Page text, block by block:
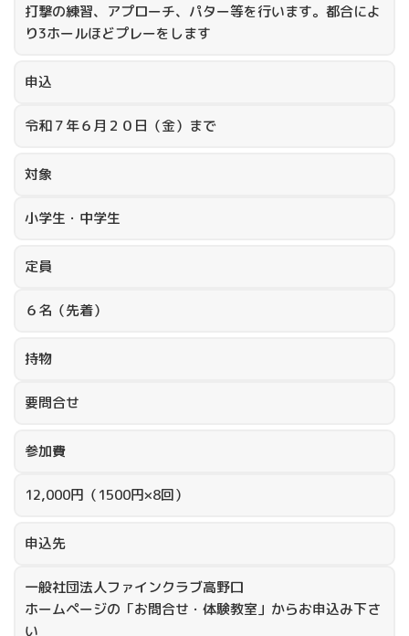
打撃の練習、アプローチ、パター等を行います。都合によ
り3ホールほどプレーをします
申込
令和７年６月２０日（金）まで
対象
小学生・中学生
定員
６名（先着）
持物
要問合せ
参加費
12,000円（1500円×8回）
申込先
一般社団法人ファインクラブ高野口
ホームページの「お問合せ・体験教室」からお申込み下さ
い